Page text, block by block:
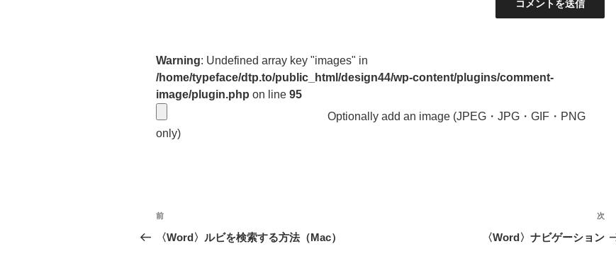
Warning: Undefined array key "images" in
/home/typeface/dtp.to/public_html/design44/wp-content/plugins/comment-
image/plugin.php on line 95
Optionally add an image (JPEG・JPG・GIF・PNG
only)
投
稿
前
の
前
〈Word〉ルビを検索する方法（Mac）
次
の
次
〈Word〉ナビゲーション